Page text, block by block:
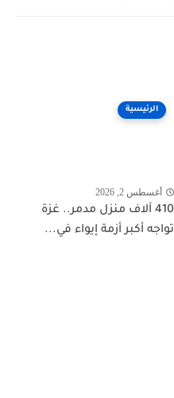
الرئيسية
أغسطس 2, 2026
410 آلاف منزل مدمر.. غزة
تواجه أكبر أزمة إيواء في...